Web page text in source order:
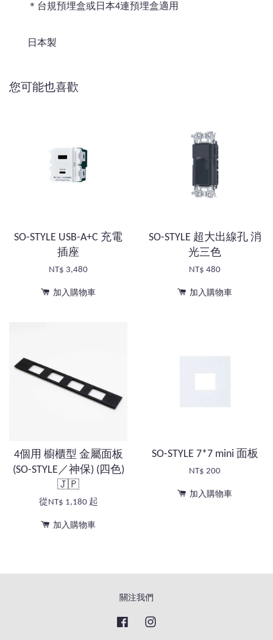
＊台規預埋盒或日本4連預埋盒適用
日本製
您可能也喜歡
SO-STYLE USB-A+C 充電
插座
NT$ 3,480
加入購物車
SO-STYLE 超大出線孔 消
光三色
NT$ 480
加入購物車
4個用 櫥櫃型 金屬面板
(SO-STYLE／神保) (四色)
🇯🇵
從NT$ 1,180 起
加入購物車
SO-STYLE 7*7 mini 面板
NT$ 200
加入購物車
關注我們
Facebook